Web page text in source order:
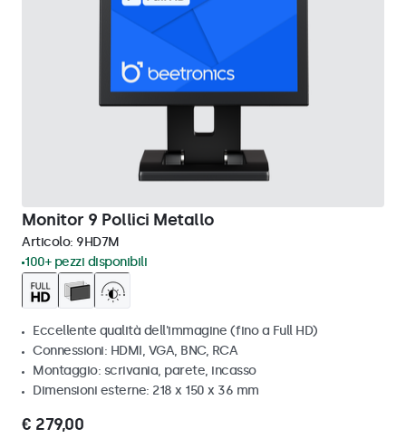
Monitor 9 Pollici Metallo
Articolo: 9HD7M
100+ pezzi disponibili
Eccellente qualità dell'immagine (fino a Full HD)
Connessioni: HDMI, VGA, BNC, RCA
Montaggio: scrivania, parete, incasso
Dimensioni esterne: 218 x 150 x 36 mm
€ 279,00